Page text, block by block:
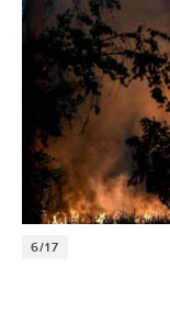
6/17